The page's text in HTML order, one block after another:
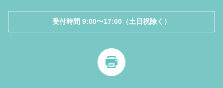
受付時間 9:00〜17:00（土日祝除く）